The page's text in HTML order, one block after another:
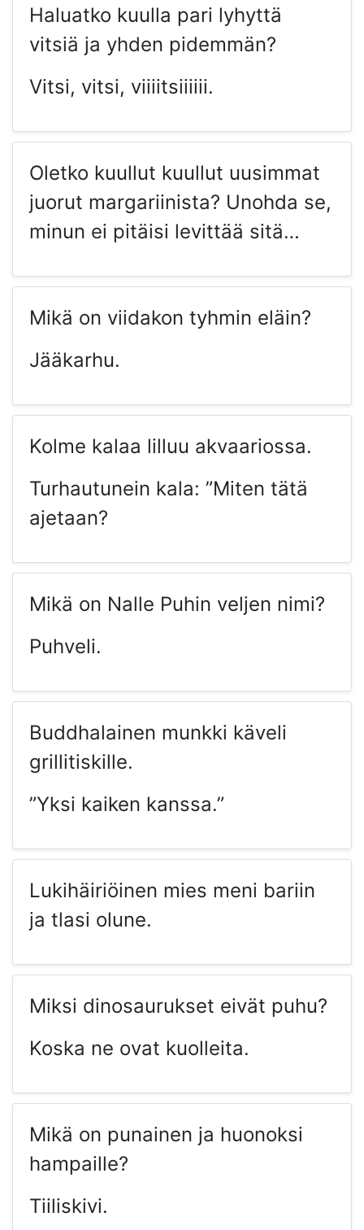
Haluatko kuulla pari lyhyttä
vitsiä ja yhden pidemmän?
Vitsi, vitsi, viiiitsiiiiii.
Oletko kuullut kuullut uusimmat
juorut margariinista? Unohda se,
minun ei pitäisi levittää sitä…
Mikä on viidakon tyhmin eläin?
Jääkarhu.
Kolme kalaa lilluu akvaariossa.
Turhautunein kala: ”Miten tätä
ajetaan?
Mikä on Nalle Puhin veljen nimi?
Puhveli.
Buddhalainen munkki käveli
grillitiskille.
”Yksi kaiken kanssa.”
Lukihäiriöinen mies meni bariin
ja tlasi olune.
Miksi dinosaurukset eivät puhu?
Koska ne ovat kuolleita.
Mikä on punainen ja huonoksi
hampaille?
Tiiliskivi.